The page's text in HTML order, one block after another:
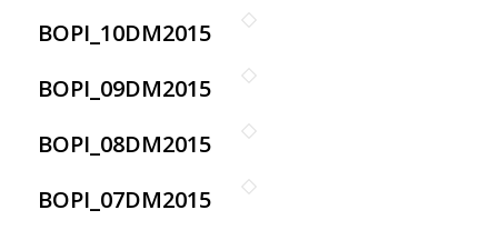
BOPI_10DM2015
BOPI_09DM2015
BOPI_08DM2015
BOPI_07DM2015